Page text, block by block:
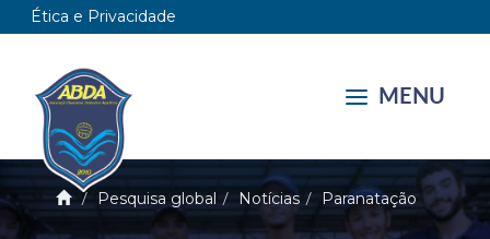
Ética e Privacidade
MENU
Pesquisa global Notícias Paranatação